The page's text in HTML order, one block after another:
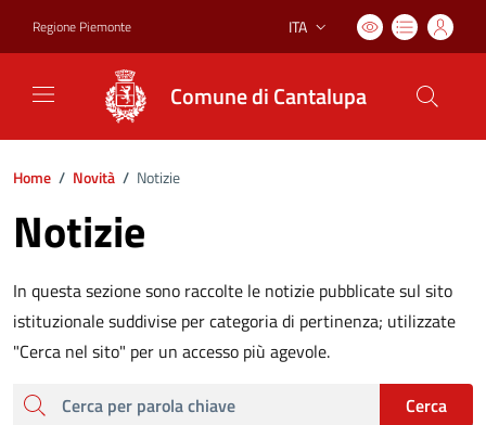
Regione Piemonte Lingua attiva:
ITA
Comune di Cantalupa
Home / Novità / Notizie
Notizie
In questa sezione sono raccolte le notizie pubblicate sul sito
istituzionale suddivise per categoria di pertinenza; utilizzate
"Cerca nel sito" per un accesso più agevole.
cerca
Cerca